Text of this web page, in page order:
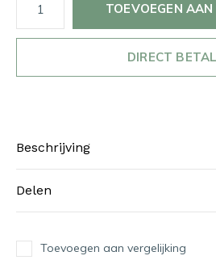
TOEVOEGEN
DIRECT
Beschrijving
Delen
Toevoegen aan vergelijking